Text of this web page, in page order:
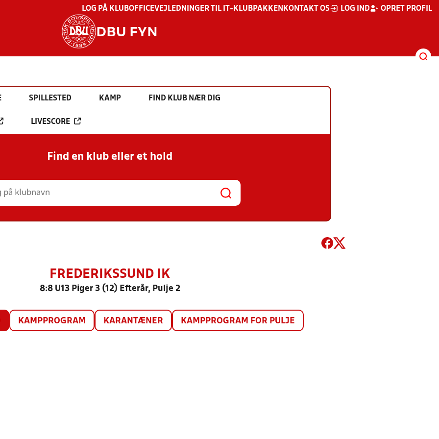
LOG PÅ KLUBOFFICEVEJLEDNINGER TIL IT-KLUBPAKKEN KONTAKT OS LOG IND OPRET PROFIL
DBU FYN
SPILLESTED KAMP FIND KLUB NÆR DIG
LIVESCORE
Find en klub eller et hold
FREDERIKSSUND IK
8:8 U13 Piger 3 (12) Efterår, Pulje 2
KAMPPROGRAM KARANTÆNER KAMPPROGRAM FOR PULJE